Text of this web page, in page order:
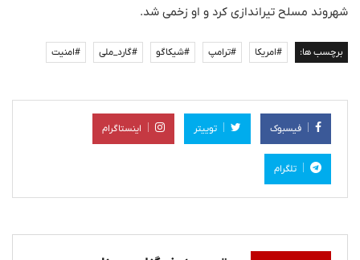
شهروند مسلح تیراندازی کرد و او زخمی شد.
برچسب ها: #امریکا #ترامپ #شیکاگو #گارد_ملی #امنیت
فیسبوک توییتر اینستاگرام
تلگرام